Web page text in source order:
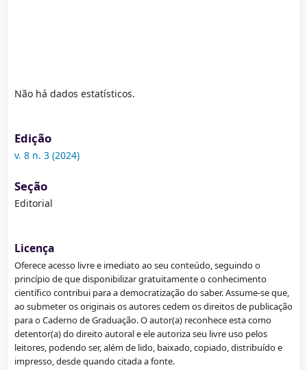
Não há dados estatísticos.
Edição
v. 8 n. 3 (2024)
Seção
Editorial
Licença
Oferece acesso livre e imediato ao seu conteúdo, seguindo o
princípio de que disponibilizar gratuitamente o conhecimento
científico contribui para a democratização do saber. Assume-se que,
ao submeter os originais os autores cedem os direitos de publicação
para o Caderno de Graduação. O autor(a) reconhece esta como
detentor(a) do direito autoral e ele autoriza seu livre uso pelos
leitores, podendo ser, além de lido, baixado, copiado, distribuído e
impresso, desde quando citada a fonte.